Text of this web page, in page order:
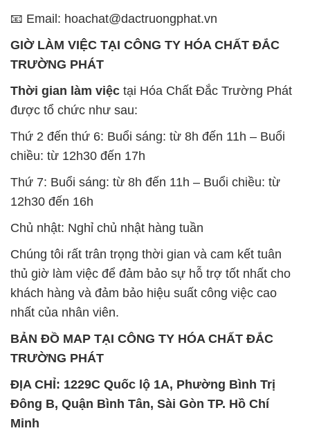
📧 Email: hoachat@dactruongphat.vn
GIỜ LÀM VIỆC TẠI CÔNG TY HÓA CHẤT ĐẮC
TRƯỜNG PHÁT
Thời gian làm việc tại Hóa Chất Đắc Trường Phát
được tổ chức như sau:
Thứ 2 đến thứ 6: Buổi sáng: từ 8h đến 11h – Buổi
chiều: từ 12h30 đến 17h
Thứ 7: Buổi sáng: từ 8h đến 11h – Buổi chiều: từ
12h30 đến 16h
Chủ nhật: Nghỉ chủ nhật hàng tuần
Chúng tôi rất trân trọng thời gian và cam kết tuân
thủ giờ làm việc để đảm bảo sự hỗ trợ tốt nhất cho
khách hàng và đảm bảo hiệu suất công việc cao
nhất của nhân viên.
BẢN ĐỒ MAP TẠI CÔNG TY HÓA CHẤT ĐẮC
TRƯỜNG PHÁT
ĐỊA CHỈ: 1229C Quốc lộ 1A, Phường Bình Trị
Đông B, Quận Bình Tân, Sài Gòn TP. Hồ Chí
Minh